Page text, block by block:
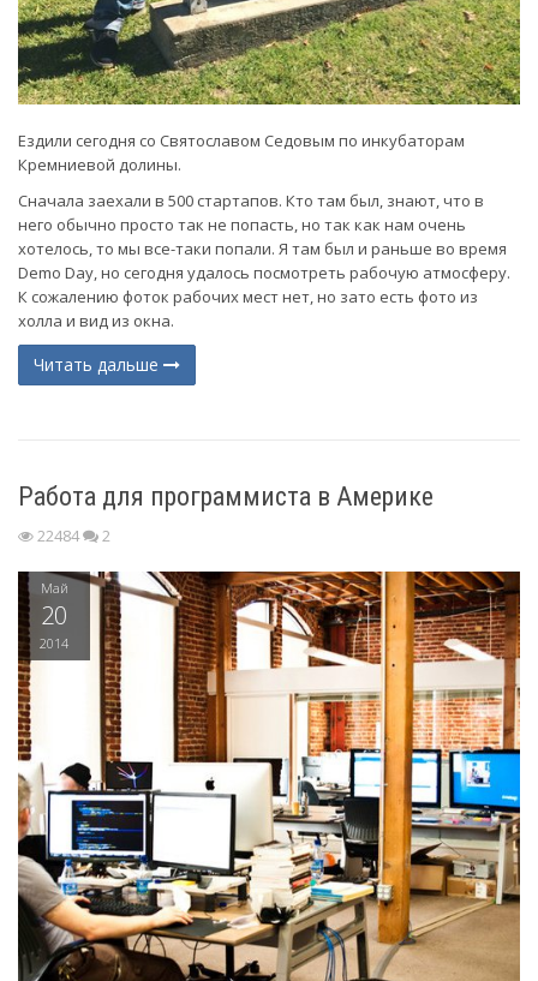
Ездили сегодня со Святославом Седовым по инкубаторам
Кремниевой долины.
Сначала заехали в 500 стартапов. Кто там был, знают, что в
него обычно просто так не попасть, но так как нам очень
хотелось, то мы все-таки попали. Я там был и раньше во время
Demo Day, но сегодня удалось посмотреть рабочую атмосферу.
К сожалению фоток рабочих мест нет, но зато есть фото из
холла и вид из окна.
Читать дальше
Работа для программиста в Америке
22484 2
Май
20
2014